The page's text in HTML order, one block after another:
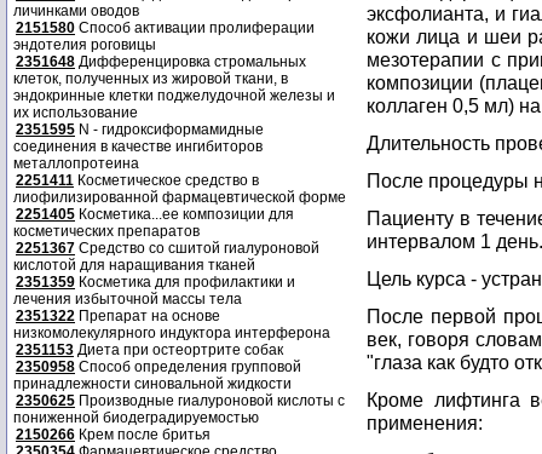
личинками оводов
2151580 Способ активации пролиферации
эндотелия роговицы
2351648 Дифференцировка стромальных
клеток, полученных из жировой ткани, в
эндокринные клетки поджелудочной железы и
их использование
2351595 N - гидроксиформамидные
соединения в качестве ингибиторов
металлопротеина
2251411 Косметическое средство в
лиофилизированной фармацевтической форме
2251405 Косметика...ее композиции для
косметических препаратов
2251367 Средство со сшитой гиалуроновой
кислотой для наращивания тканей
2351359 Косметика для профилактики и
лечения избыточной массы тела
2351322 Препарат на основе
низкомолекулярного индуктора интерферона
2351153 Диета при остеортрите собак
2350958 Способ определения групповой
принадлежности синовальной жидкости
2350625 Производные гиалуроновой кислоты с
пониженной биодеградируемостью
2150266 Крем после бритья
эксфолианта, и
кожи лица и шеи
мезотерапии с
композиции
коллаген 0,5 мл)
Длительность
После процедуры
Пациенту в
интервалом 1 день.
Цель курса -
После первой
век, говоря
"глаза как будто
Кроме лифтинга
применения: